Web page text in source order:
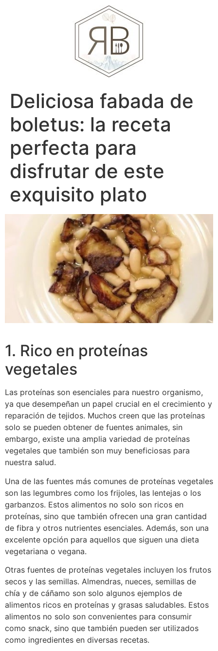
Deliciosa fabada de
boletus: la receta
perfecta para
disfrutar de este
exquisito plato
1. Rico en proteínas
vegetales
Las proteínas son esenciales para nuestro organismo,
ya que desempeñan un papel crucial en el crecimiento y
reparación de tejidos. Muchos creen que las proteínas
solo se pueden obtener de fuentes animales, sin
embargo, existe una amplia variedad de proteínas
vegetales que también son muy beneficiosas para
nuestra salud.
Una de las fuentes más comunes de proteínas vegetales
son las legumbres como los frijoles, las lentejas o los
garbanzos. Estos alimentos no solo son ricos en
proteínas, sino que también ofrecen una gran cantidad
de fibra y otros nutrientes esenciales. Además, son una
excelente opción para aquellos que siguen una dieta
vegetariana o vegana.
Otras fuentes de proteínas vegetales incluyen los frutos
secos y las semillas. Almendras, nueces, semillas de
chía y de cáñamo son solo algunos ejemplos de
alimentos ricos en proteínas y grasas saludables. Estos
alimentos no solo son convenientes para consumir
como snack, sino que también pueden ser utilizados
como ingredientes en diversas recetas.